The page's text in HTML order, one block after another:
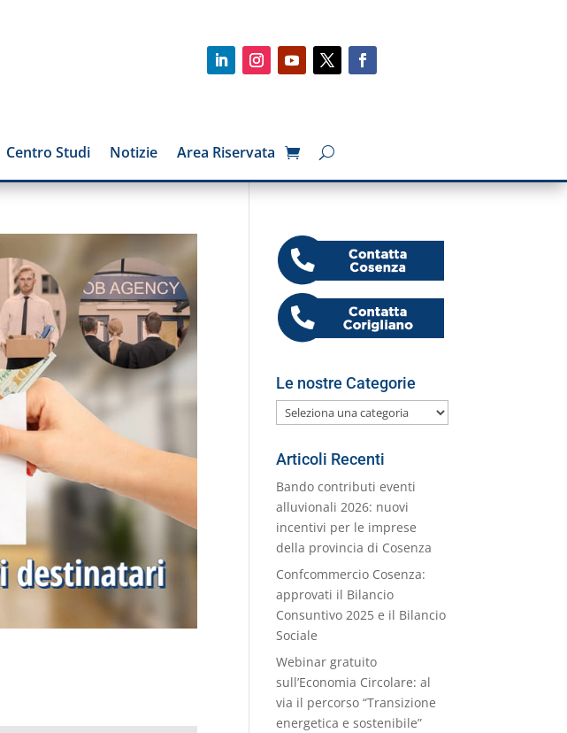
Centro Studi Notizie Area Riservata
Le nostre Categorie
Le
nostre
Categorie
Articoli Recenti
Bando contributi eventi
alluvionali 2026: nuovi
incentivi per le imprese
della provincia di Cosenza
Confcommercio Cosenza:
approvati il Bilancio
Consuntivo 2025 e il Bilancio
Sociale
Webinar gratuito
sull’Economia Circolare: al
via il percorso “Transizione
energetica e sostenibile”